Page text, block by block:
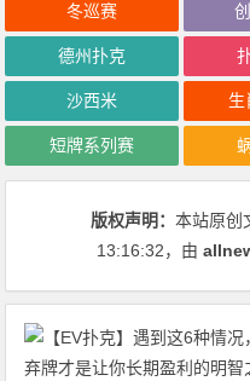
冬巡赛
德州扑克
沙西米 生
短牌系列赛
版权声明：本站原创
13:16:32，由